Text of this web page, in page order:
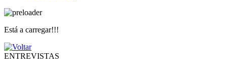
Está a carregar!!!
ENTREVISTAS